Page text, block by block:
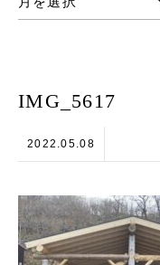
IMG_5617
2022.05.08